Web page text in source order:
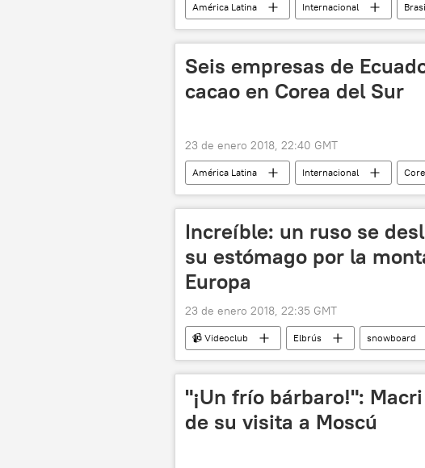
América Latina Internacional
juicio
noticias
Seis empresas de
cacao en Corea del Sur
23 de enero 2018, 22:40 GMT
América Latina Internacional
exportaciones
cacao noticias
Increíble: un ruso se
su estómago por la
Europa
23 de enero 2018, 22:35 GMT
📹 Videoclub Elbrús snowboard
"¡Un frío bárbaro!":
de su visita a Moscú